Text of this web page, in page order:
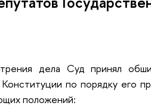
дела Суд принял
по порядку его
положений: